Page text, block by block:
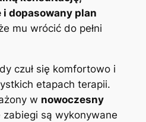
i dopasowany plan
mu wrócić do pełni
czuł się komfortowo i
etapach terapii.
w nowoczesny
zabiegi są wykonywane